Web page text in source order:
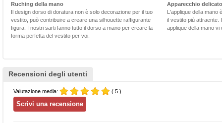
Ruching della mano
Il design dorso di doratura non è solo decorazione per il tuo
vestito, può contribuire a creare una silhouette raffigurante
figura. I nostri sarti fanno tutto il dorso a mano per creare la
forma perfetta del vestito per voi.
Apparecchio delicato
L'applique della mano
il vestito più attraente.
applique della mano
Recensioni degli utenti
Valutazione media: ( 5 )